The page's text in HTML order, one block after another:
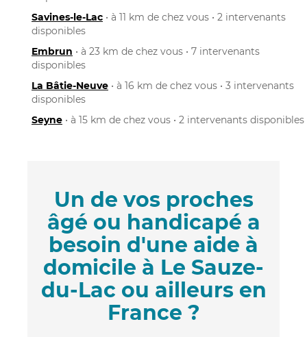
Savines-le-Lac • à 11 km de chez vous • 2 intervenants
disponibles
Embrun • à 23 km de chez vous • 7 intervenants
disponibles
La Bâtie-Neuve • à 16 km de chez vous • 3 intervenants
disponibles
Seyne • à 15 km de chez vous • 2 intervenants disponibles
Un de vos proches
âgé ou handicapé a
besoin d'une aide à
domicile à Le Sauze-
du-Lac ou ailleurs en
France ?